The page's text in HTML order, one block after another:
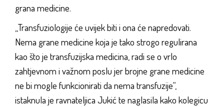
grana medicine.
„Transfuziologije će uvijek biti i ona će napredovati.
Nema grane medicine koja je tako strogo regulirana
kao što je transfuzijska medicina, radi se o vrlo
zahtjevnom i važnom poslu jer brojne grane medicine
ne bi mogle funkcionirati da nema transfuzije“,
istaknula je ravnateljica Jukić te naglasila kako kolegicu